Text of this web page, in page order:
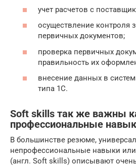
учет расчетов с
осуществление контроля
первичных документов;
проверка первичных
правильность их
внесение данных в
типа 1С.
Soft skills так же важны
профессиональные
В большинстве резюме,
непрофессиональные навыки
(англ. Soft skills) описывают